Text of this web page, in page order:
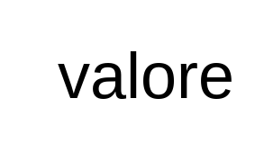
valore